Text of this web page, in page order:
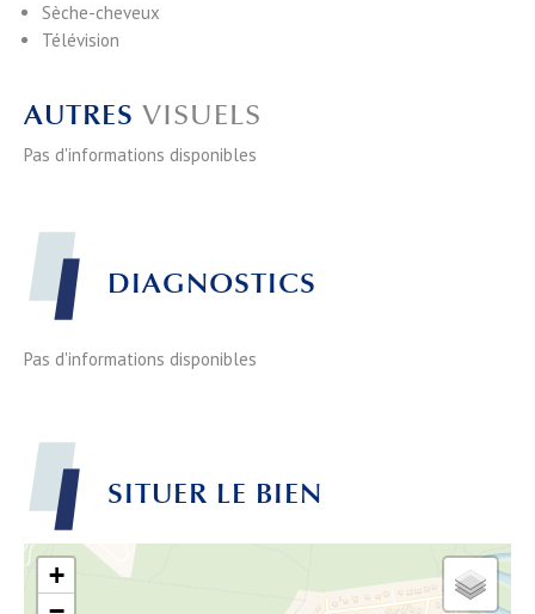
Sèche-cheveux
Télévision
AUTRES VISUELS
Pas d'informations disponibles
DIAGNOSTICS
Pas d'informations disponibles
SITUER LE BIEN
+